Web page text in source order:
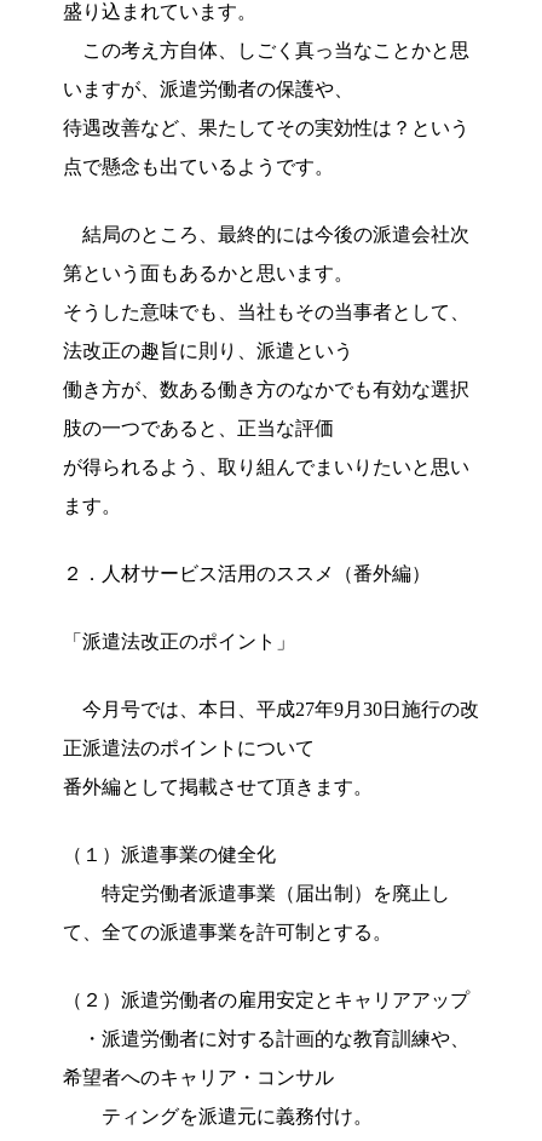
盛り込まれています。
この考え方自体、しごく真っ当なことかと思
いますが、派遣労働者の保護や、
待遇改善など、果たしてその実効性は？という
点で懸念も出ているようです。
結局のところ、最終的には今後の派遣会社次
第という面もあるかと思います。
そうした意味でも、当社もその当事者として、
法改正の趣旨に則り、派遣という
働き方が、数ある働き方のなかでも有効な選択
肢の一つであると、正当な評価
が得られるよう、取り組んでまいりたいと思い
ます。
２．人材サービス活用のススメ（番外編）
「派遣法改正のポイント」
今月号では、本日、平成27年9月30日施行の改
正派遣法のポイントについて
番外編として掲載させて頂きます。
（１）派遣事業の健全化
特定労働者派遣事業（届出制）を廃止し
て、全ての派遣事業を許可制とする。
（２）派遣労働者の雇用安定とキャリアアップ
・派遣労働者に対する計画的な教育訓練や、
希望者へのキャリア・コンサル
ティングを派遣元に義務付け。